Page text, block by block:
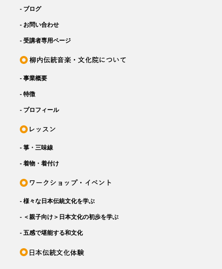
- ブログ
- お問い合わせ
- 受講者専用ページ
- 事業概要
- 特徴
- プロフィール
- 箏・三味線
- 着物・着付け
- 様々な日本伝統文化を学ぶ
- ＜親子向け＞日本文化の初歩を学ぶ
- 五感で堪能する和文化